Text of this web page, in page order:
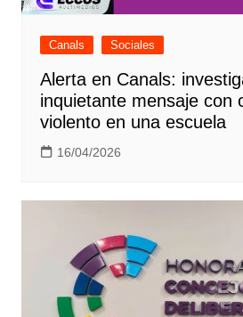
Canals Sociales
Alerta en Canals:
inquietante mensaje con
violento en una escuela
16/04/2026